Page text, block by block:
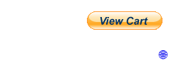
🌐